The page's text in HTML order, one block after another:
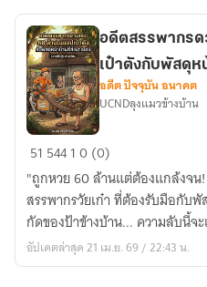
มาร์
ท
:
ร้าน
ค้า
แห่ง
ยุทธ
ภพ
อดีต
ดวง
เฮง:
60
ล้าน
อดีตสรรพากรด
เป๋าตังกับพัสดุห
อดีต ปัจจุบัน อนาคต
UCNDลุง​แมวข้างบ้าน
51 54410 (0)
​"ถูกหวย 60 ล้านแต่ต้องแกล้งจน
สรรพากรวัยเก๋า ที่ต้องรับมือกับ
กัดของป้าข้างบ้าน... ความลับนี้จ
อัปเดตล่าสุด 21 เม.ย. 69 / 22:43 น.